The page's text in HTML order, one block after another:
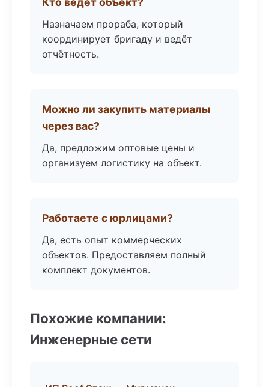
Назначаем прораба, который
координирует бригаду и ведёт
отчётность.
Можно ли закупить материалы
через вас?
Да, предложим оптовые цены и
организуем логистику на объект.
Работаете с юрлицами?
Да, есть опыт коммерческих
объектов. Предоставляем полный
комплект документов.
Похожие компании:
Инженерные сети